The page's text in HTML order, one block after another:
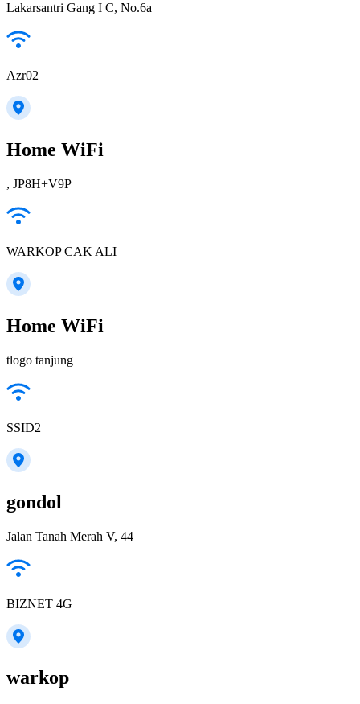
Lakarsantri Gang I C, No.6a
Azr02
Home WiFi
, JP8H+V9P
WARKOP CAK ALI
Home WiFi
tlogo tanjung
SSID2
gondol
Jalan Tanah Merah V, 44
BIZNET 4G
warkop